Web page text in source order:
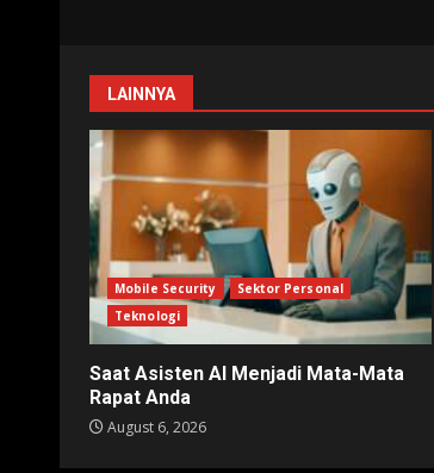
LAINNYA
Mobile Security
Sektor Personal
Teknologi
Saat Asisten AI Menjadi Mata-Mata
Rapat Anda
August 6, 2026